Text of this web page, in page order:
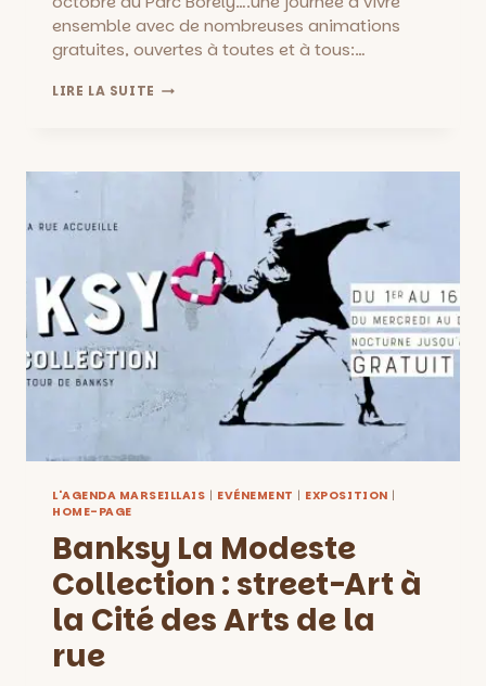
ensemble avec de nombreuses animations
gratuites, ouvertes à toutes et à tous:…
LIRE LA SUITE DIMANCHE
L'AGENDA MARSEILLAIS | EVÉNEMENT | EXPOSITION |
HOME-PAGE
Banksy La Modeste
Collection : street-Art à
la Cité des Arts de la
rue